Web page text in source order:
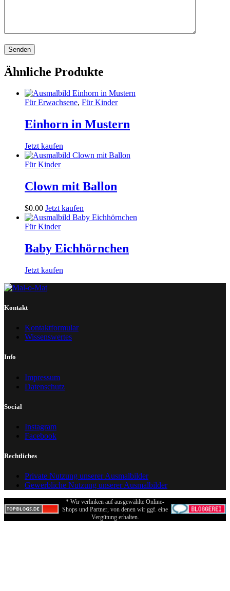
Ähnliche Produkte
Für Erwachsene, Für Kinder
Einhorn in Mustern
Jetzt kaufen
Für Kinder
Clown mit Ballon
$0.00 Jetzt kaufen
Für Kinder
Baby Eichhörnchen
Jetzt kaufen
Kontakt
Kontaktformular
Wissenswertes
Info
Impressum
Datenschutz
Social
Instagram
Facebook
Rechtliches
Private Nutzung unserer Ausmalbilder
Gewerbliche Nutzung unserer Ausmalbilder
* Wir verlinken auf ausgewählte Online-
Shops und Partner, von denen wir ggf. eine
Vergütung erhalten.